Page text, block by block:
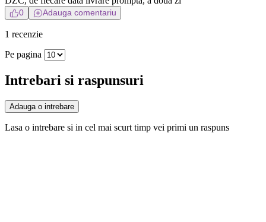
0 Adauga comentariu
1 recenzie
Pe pagina
Intrebari si raspunsuri
Adauga o intrebare
Lasa o intrebare si in cel mai scurt timp vei primi un raspuns